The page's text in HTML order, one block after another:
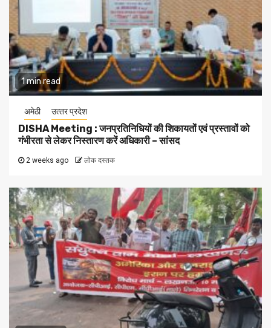
1 min read
अमेठी उत्‍तर प्रदेश
DISHA Meeting : जनप्रतिनिधियों की शिकायतों एवं प्रस्तावों को
गंभीरता से लेकर निस्तारण करें अधिकारी – सांसद
2 weeks ago लोक दस्तक